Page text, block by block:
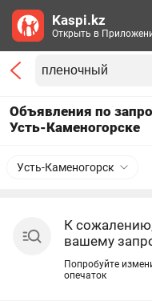
Объявления по
Усть-Каменогорске
Усть-Каменогорск
К
вашему
Попробуйте
опечаток
Kaspi.kz
Открыть в